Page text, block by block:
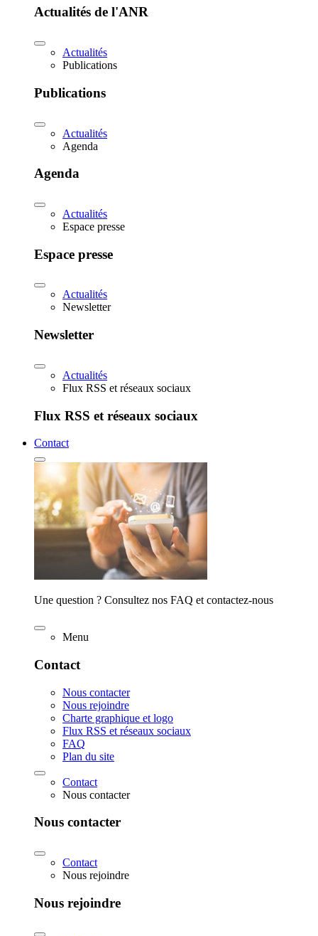
Actualités de l'ANR
Actualités
Publications
Publications
Actualités
Agenda
Agenda
Actualités
Espace presse
Espace presse
Actualités
Newsletter
Newsletter
Actualités
Flux RSS et réseaux sociaux
Flux RSS et réseaux sociaux
Contact
Une question ? Consultez nos FAQ et contactez-nous
Menu
Contact
Nous contacter
Nous rejoindre
Charte graphique et logo
Flux RSS et réseaux sociaux
FAQ
Plan du site
Contact
Nous contacter
Nous contacter
Contact
Nous rejoindre
Nous rejoindre